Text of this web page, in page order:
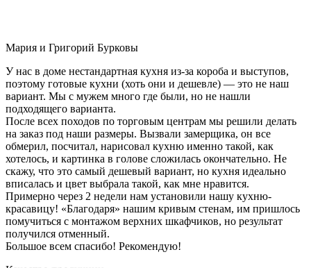
Мария и Григорий Бурковы
У нас в доме нестандартная кухня из-за короба и выступов,
поэтому готовые кухни (хоть они и дешевле) — это не наш
вариант. Мы с мужем много где были, но не нашли
подходящего варианта.
После всех походов по торговым центрам мы решили делать
на заказ под наши размеры. Вызвали замерщика, он все
обмерил, посчитал, нарисовал кухню именно такой, как
хотелось, и картинка в голове сложилась окончательно. Не
скажу, что это самый дешевый вариант, но кухня идеально
вписалась и цвет выбрала такой, как мне нравится.
Примерно через 2 недели нам установили нашу кухню-
красавицу! «Благодаря» нашим кривым стенам, им пришлось
помучиться с монтажом верхних шкафчиков, но результат
получился отменный.
Большое всем спасибо! Рекомендую!